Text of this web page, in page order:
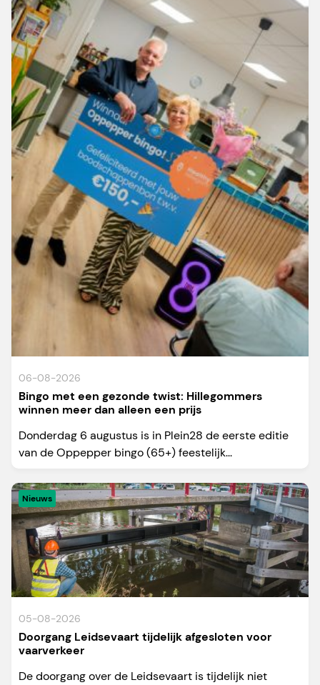
06-08-2026
Bingo met een gezonde twist: Hillegommers
winnen meer dan alleen een prijs
Donderdag 6 augustus is in Plein28 de eerste editie
van de Oppepper bingo (65+) feestelijk...
Nieuws
05-08-2026
Doorgang Leidsevaart tijdelijk afgesloten voor
vaarverkeer
De doorgang over de Leidsevaart is tijdelijk niet